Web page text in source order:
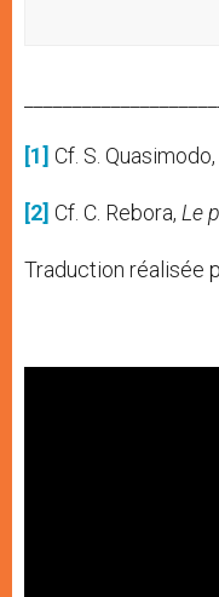
[1] Cf. S. Quasimodo,
[2] Cf. C. Rebora, Le
Traduction réalisée